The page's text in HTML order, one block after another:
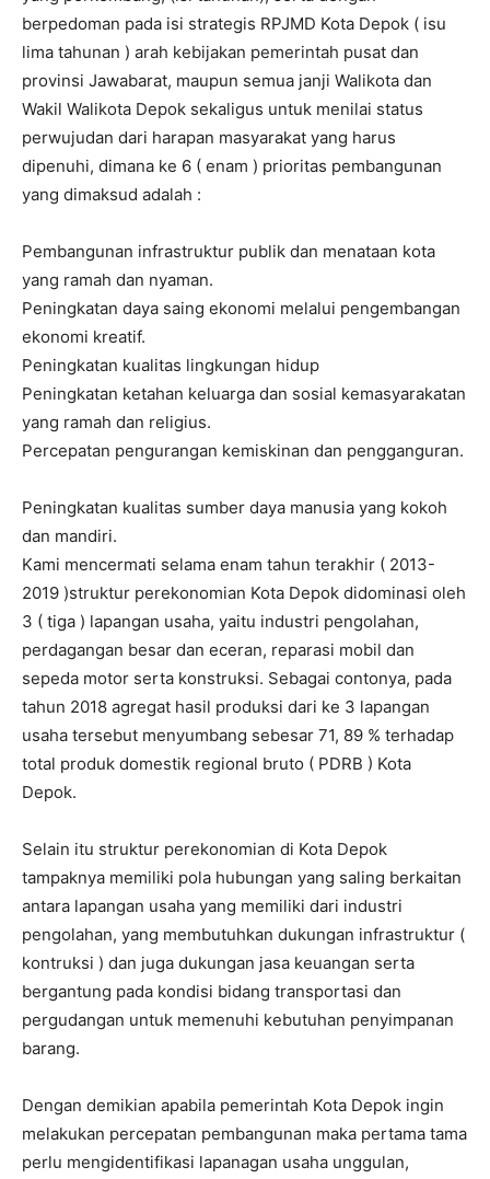
berpedoman pada isi strategis RPJMD Kota Depok ( isu
lima tahunan ) arah kebijakan pemerintah pusat dan
provinsi Jawabarat, maupun semua janji Walikota dan
Wakil Walikota Depok sekaligus untuk menilai status
perwujudan dari harapan masyarakat yang harus
dipenuhi, dimana ke 6 ( enam ) prioritas pembangunan
yang dimaksud adalah :
Pembangunan infrastruktur publik dan menataan kota
yang ramah dan nyaman.
Peningkatan daya saing ekonomi melalui pengembangan
ekonomi kreatif.
Peningkatan kualitas lingkungan hidup
Peningkatan ketahan keluarga dan sosial kemasyarakatan
yang ramah dan religius.
Percepatan pengurangan kemiskinan dan pengganguran.
Peningkatan kualitas sumber daya manusia yang kokoh
dan mandiri.
Kami mencermati selama enam tahun terakhir ( 2013-
2019 )struktur perekonomian Kota Depok didominasi oleh
3 ( tiga ) lapangan usaha, yaitu industri pengolahan,
perdagangan besar dan eceran, reparasi mobil dan
sepeda motor serta konstruksi. Sebagai contonya, pada
tahun 2018 agregat hasil produksi dari ke 3 lapangan
usaha tersebut menyumbang sebesar 71, 89 % terhadap
total produk domestik regional bruto ( PDRB ) Kota
Depok.
Selain itu struktur perekonomian di Kota Depok
tampaknya memiliki pola hubungan yang saling berkaitan
antara lapangan usaha yang memiliki dari industri
pengolahan, yang membutuhkan dukungan infrastruktur (
kontruksi ) dan juga dukungan jasa keuangan serta
bergantung pada kondisi bidang transportasi dan
pergudangan untuk memenuhi kebutuhan penyimpanan
barang.
Dengan demikian apabila pemerintah Kota Depok ingin
melakukan percepatan pembangunan maka pertama tama
perlu mengidentifikasi lapanagan usaha unggulan,